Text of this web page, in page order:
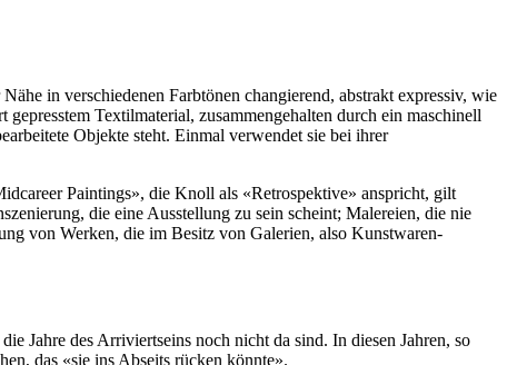
in verschiedenen Farbtönen changierend, abstrakt expressiv, wie
Textilmaterial, zusammengehalten durch ein maschinell
Objekte steht. Einmal verwendet sie bei ihrer
Paintings», die Knoll als «Retrospektive» anspricht, gilt
die eine Ausstellung zu sein scheint; Malereien, die nie
von Werken, die im Besitz von Galerien, also Kunstwaren-
Jahre des Arriviertseins noch nicht da sind. In diesen Jahren, so
das «sie ins Abseits rücken könnte».